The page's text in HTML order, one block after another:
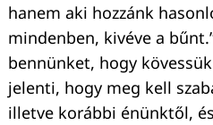
hanem aki hozzánk
mindenben, kivéve a
bennünket, hogy
jelenti, hogy meg kell
illetve korábbi énünktől,